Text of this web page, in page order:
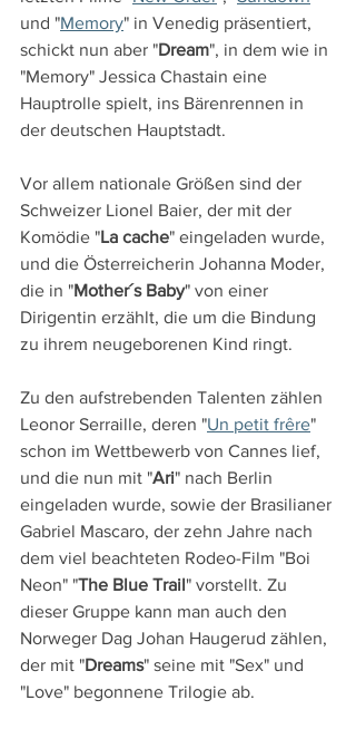
und "Memory" in Venedig präsentiert,
schickt nun aber "Dream", in dem wie in
"Memory" Jessica Chastain eine
Hauptrolle spielt, ins Bärenrennen in
der deutschen Hauptstadt.
Vor allem nationale Größen sind der
Schweizer Lionel Baier, der mit der
Komödie "La cache" eingeladen wurde,
und die Österreicherin Johanna Moder,
die in "Mother´s Baby" von einer
Dirigentin erzählt, die um die Bindung
zu ihrem neugeborenen Kind ringt.
Zu den aufstrebenden Talenten zählen
Leonor Serraille, deren "Un petit frêre"
schon im Wettbewerb von Cannes lief,
und die nun mit "Ari" nach Berlin
eingeladen wurde, sowie der Brasilianer
Gabriel Mascaro, der zehn Jahre nach
dem viel beachteten Rodeo-Film "Boi
Neon" "The Blue Trail" vorstellt. Zu
dieser Gruppe kann man auch den
Norweger Dag Johan Haugerud zählen,
der mit "Dreams" seine mit "Sex" und
"Love" begonnene Trilogie ab.